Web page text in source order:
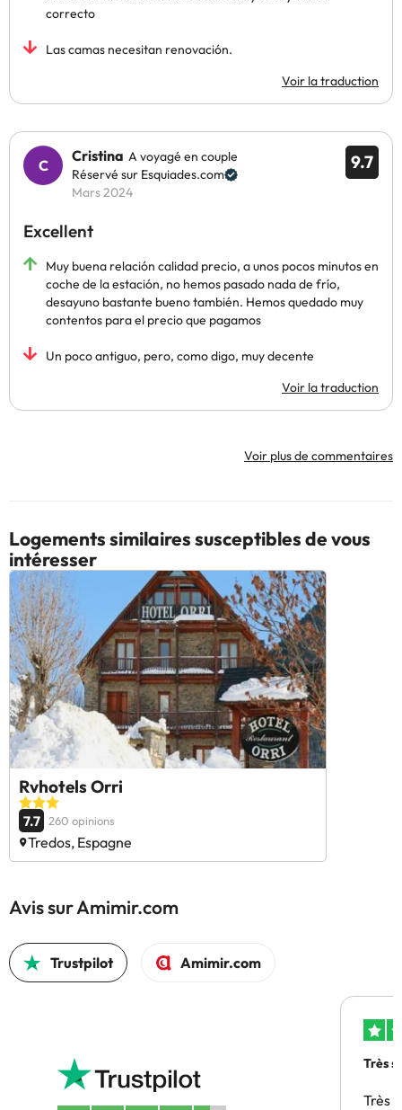
correcto
Las camas necesitan renovación.
Voir la traduction
9.7
Cristina A voyagé en couple
Réservé sur Esquiades.com
Mars 2024
Excellent
Muy buena relación calidad precio, a unos pocos minutos en
coche de la estación, no hemos pasado nada de frío,
desayuno bastante bueno también. Hemos quedado muy
contentos para el precio que pagamos
Un poco antiguo, pero, como digo, muy decente
Voir la traduction
Voir plus de commentaires
Logements similaires susceptibles de vous
intéresser
Rvhotels Orri
7.7 260 opinions
Tredos, Espagne
Avis sur Amimir.com
Trustpilot Amimir.com
Très
Très